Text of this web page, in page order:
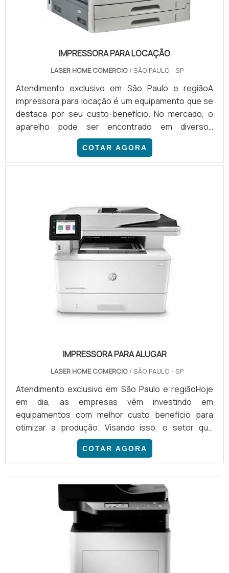
IMPRESSORA PARA LOCAÇÃO
LASER HOME COMERCIO / SÃO PAULO - SP
Atendimento exclusivo em São Paulo e regiãoA
impressora para locação é um equipamento que se
destaca por seu custo-benefício. No mercado, o
aparelho pode ser encontrado em diversos
modelos, destinados para uma gama de atividades.
Entre as impressoras mais comuns, citamos:
Impressora à laser; Impressora plotters; Impressora
SERVIÇOIndependentemen...
COTAR AGORA
IMPRESSORA PARA ALUGAR
LASER HOME COMERCIO / SÃO PAULO - SP
Atendimento exclusivo em São Paulo e regiãoHoje
em dia, as empresas vêm investindo em
equipamentos com melhor custo benefício para
otimizar a produção. Visando isso, o setor que
fornece impressora para alugar está crescendo
gradativamente no Brasil. O serviço de se sobressai
por garantir ao contratante reposição rápida de
troca de máquinas em casos de necessidade.
PRINCIPAIS VANTAGENS DA CO...
COTAR AGORA